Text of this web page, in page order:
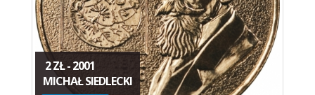
2 ZŁ - 2001
MICHAŁ SIEDLECKI